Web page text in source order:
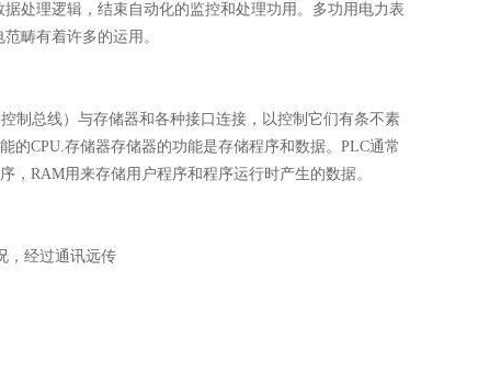
处理逻辑，结束自动化的监控和处理功用。多功用电力表
畴有着许多的运用。
制总线）与存储器和各种接口连接，以控制它们有条不素
的CPU.存储器存储器的功能是存储程序和数据。PLC通常
，RAM用来存储用户程序和程序运行时产生的数据。
，经过通讯远传